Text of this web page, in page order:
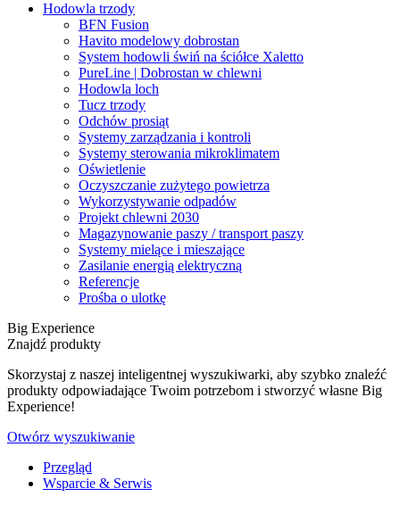
Hodowla trzody
BFN Fusion
Havito modelowy dobrostan
System hodowli świń na ściółce Xaletto
PureLine | Dobrostan w chlewni
Hodowla loch
Tucz trzody
Odchów prosiąt
Systemy zarządzania i kontroli
Systemy sterowania mikroklimatem
Oświetlenie
Oczyszczanie zużytego powietrza
Wykorzystywanie odpadów
Projekt chlewni 2030
Magazynowanie paszy / transport paszy
Systemy mielące i mieszające
Zasilanie energią elektryczną
Referencje
Prośba o ulotkę
Big Experience
Znajdź produkty
Skorzystaj z naszej inteligentnej wyszukiwarki, aby szybko znaleźć
produkty odpowiadające Twoim potrzebom i stworzyć własne Big
Experience!
Otwórz wyszukiwanie
Przegląd
Wsparcie & Serwis